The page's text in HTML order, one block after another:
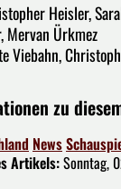
Heisler,
Mervan Ürkmez
Viebahn,
zu
News
Artikels:Sonntag,